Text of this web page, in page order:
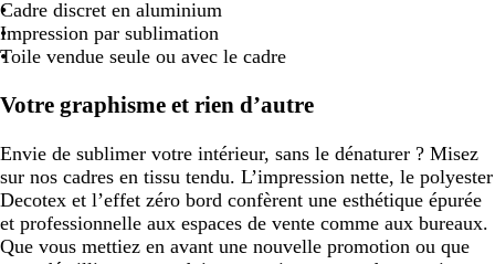
Cadre discret en aluminium
Impression par sublimation
Toile vendue seule ou avec le cadre
Votre graphisme et rien d’autre
Envie de sublimer votre intérieur, sans le dénaturer ? Misez
sur nos cadres en tissu tendu. L’impression nette, le polyester
Decotex et l’effet zéro bord confèrent une esthétique épurée
et professionnelle aux espaces de vente comme aux bureaux.
Que vous mettiez en avant une nouvelle promotion ou que